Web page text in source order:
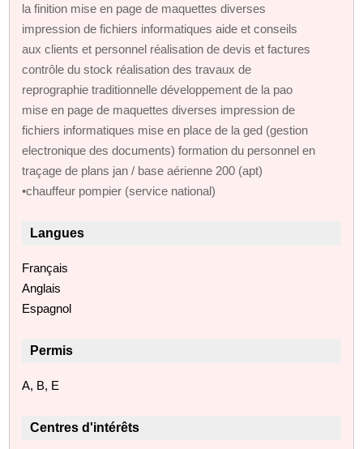
la finition mise en page de maquettes diverses
impression de fichiers informatiques aide et conseils
aux clients et personnel réalisation de devis et factures
contrôle du stock réalisation des travaux de
reprographie traditionnelle développement de la pao
mise en page de maquettes diverses impression de
fichiers informatiques mise en place de la ged (gestion
electronique des documents) formation du personnel en
traçage de plans jan / base aérienne 200 (apt)
•chauffeur pompier (service national)
Langues
Français
Anglais
Espagnol
Permis
A, B, E
Centres d'intérêts